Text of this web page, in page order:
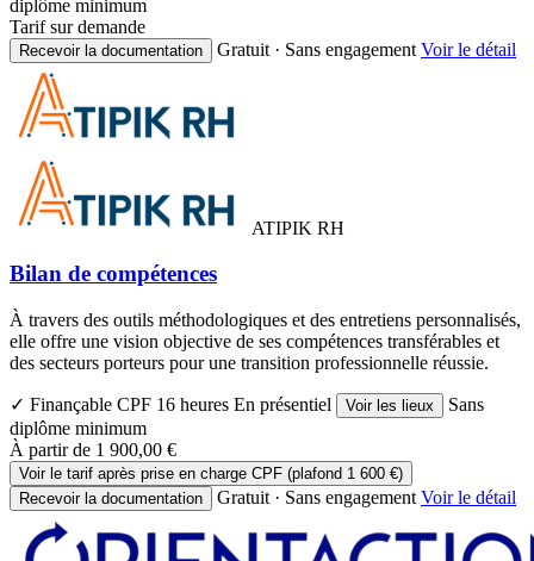
diplôme minimum
Tarif sur demande
Recevoir la documentation Gratuit · Sans engagement Voir le détail
ATIPIK RH
Bilan de compétences
À travers des outils méthodologiques et des entretiens personnalisés,
elle offre une vision objective de ses compétences transférables et
des secteurs porteurs pour une transition professionnelle réussie.
✓ Finançable CPF 16 heures En présentiel Voir les lieux
Sans
diplôme minimum
À partir de 1 900,00 €
Voir le tarif après prise en charge CPF (plafond 1 600 €)
Recevoir la documentation
Gratuit · Sans engagement Voir le détail